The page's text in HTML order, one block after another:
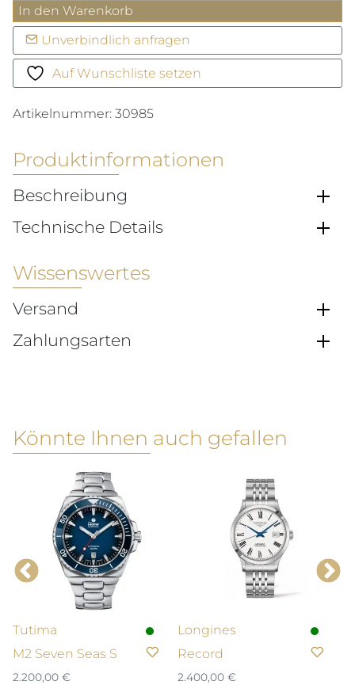
Monaco
Chronograph
Menge
In den Warenkorb
Unverbindlich anfragen
Auf Wunschliste setzen
Artikelnummer: 30985
Produktinformationen
Beschreibung
Technische Details
Wissenswertes
Versand
Zahlungsarten
Könnte Ihnen auch gefallen
Tutima
M2 Seven Seas S
2.200,00 €
Longines
Record
2.400,00 €